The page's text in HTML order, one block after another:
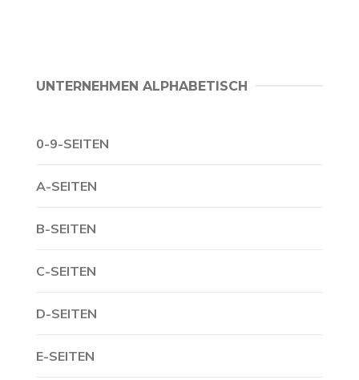
UNTERNEHMEN ALPHABETISCH
0-9-SEITEN
A-SEITEN
B-SEITEN
C-SEITEN
D-SEITEN
E-SEITEN